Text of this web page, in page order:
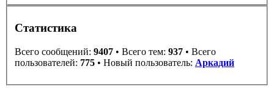
Статистика
Всего сообщений: 9407 • Всего тем: 937 • Всего
пользователей: 775 • Новый пользователь: Аркадий